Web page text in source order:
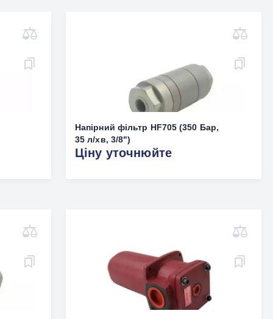
Напірний фільтр HF705 (350 Бар,
35 л/хв, 3/8")
Ціну уточнюйте